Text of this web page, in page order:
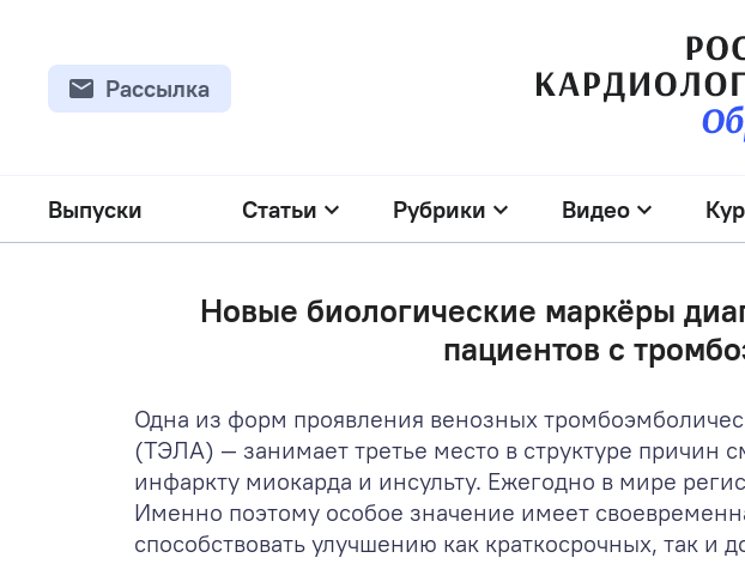
Рассылка
Выпуски Статьи Рубрики Видео
Новые биологические маркёры
пациентов с
Одна из форм проявления венозных
(ТЭЛА) — занимает третье место в структуре причин
инфаркту миокарда и инсульту. Ежегодно в мире
Именно поэтому особое значение имеет
способствовать улучшению как краткосрочных, так и